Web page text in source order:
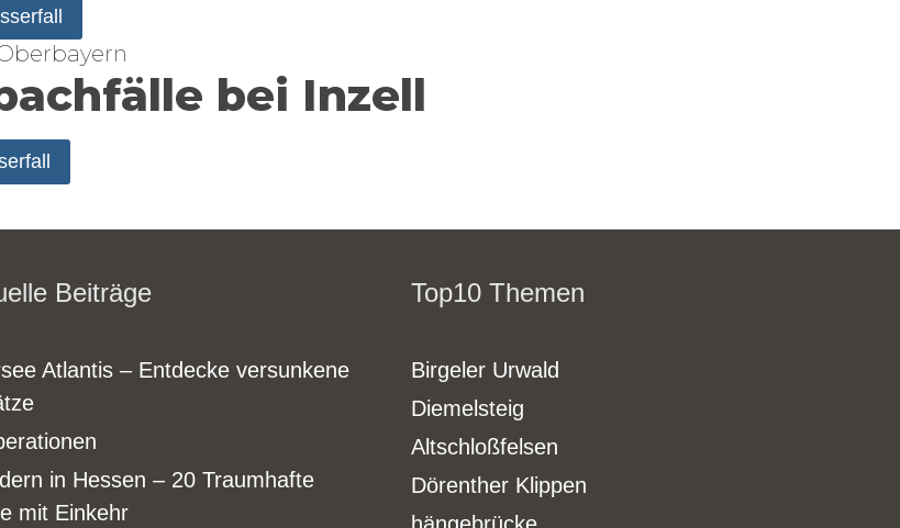
bei Inzell
Beiträge
Atlantis – Entdecke versunkene
in Hessen – 20 Traumhafte
mit Einkehr
Top10 Themen
Birgeler Urwald
Diemelsteig
Altschloßfelsen
Dörenther Klippen